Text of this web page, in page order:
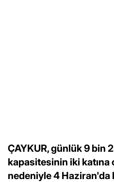
ÇAYKUR, günlük 9 bin
kapasitesinin iki katına
nedeniyle 4 Haziran'da